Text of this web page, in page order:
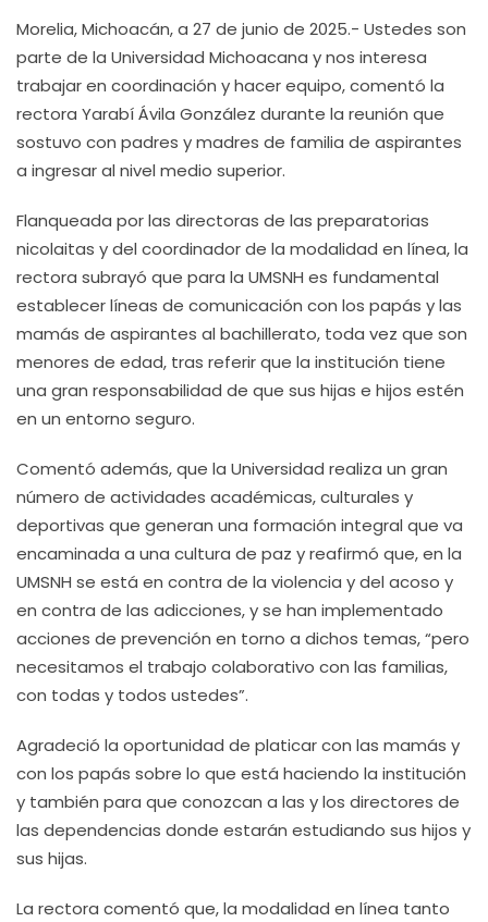
Morelia, Michoacán, a 27 de junio de 2025.- Ustedes son
parte de la Universidad Michoacana y nos interesa
trabajar en coordinación y hacer equipo, comentó la
rectora Yarabí Ávila González durante la reunión que
sostuvo con padres y madres de familia de aspirantes
a ingresar al nivel medio superior.
Flanqueada por las directoras de las preparatorias
nicolaitas y del coordinador de la modalidad en línea, la
rectora subrayó que para la UMSNH es fundamental
establecer líneas de comunicación con los papás y las
mamás de aspirantes al bachillerato, toda vez que son
menores de edad, tras referir que la institución tiene
una gran responsabilidad de que sus hijas e hijos estén
en un entorno seguro.
Comentó además, que la Universidad realiza un gran
número de actividades académicas, culturales y
deportivas que generan una formación integral que va
encaminada a una cultura de paz y reafirmó que, en la
UMSNH se está en contra de la violencia y del acoso y
en contra de las adicciones, y se han implementado
acciones de prevención en torno a dichos temas, “pero
necesitamos el trabajo colaborativo con las familias,
con todas y todos ustedes”.
Agradeció la oportunidad de platicar con las mamás y
con los papás sobre lo que está haciendo la institución
y también para que conozcan a las y los directores de
las dependencias donde estarán estudiando sus hijos y
sus hijas.
La rectora comentó que, la modalidad en línea tanto